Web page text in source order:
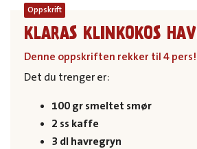
Oppskrift
KLARAS KLINKOKOS
Denne oppskriften rekker til 4 pers!
Det du trenger er:
100 gr smeltet smør
2 ss kaffe
3 dl havregryn